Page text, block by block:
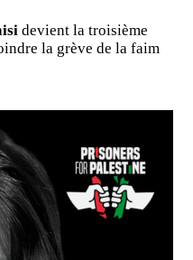
devient la troisième
la grève de la faim